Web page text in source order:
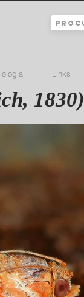
Links
1830)